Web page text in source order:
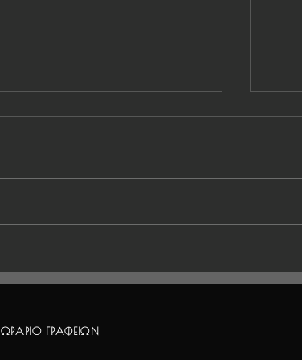
Μαΐου-1 Ιουνίου
ΩΡΑΡΙΟ ΓΡΑΦΕΙΩΝ